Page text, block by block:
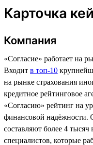
Карточка
Компания
«Согласие» работает на
Входит в топ-10
на рынке страхования
кредитное рейтинговое
«Согласию» рейтинг на
финансовой надёжности.
составляют более 4
специалистов, которые